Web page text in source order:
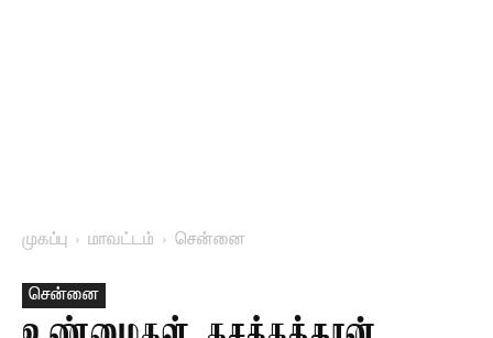
முகப்பு மாவட்டம் சென்னை
சென்னை